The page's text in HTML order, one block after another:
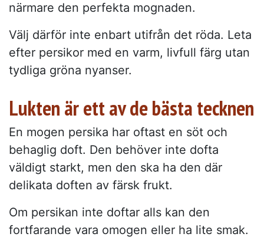
närmare den perfekta mognaden.
Välj därför inte enbart utifrån det röda. Leta
efter persikor med en varm, livfull färg utan
tydliga gröna nyanser.
Lukten är ett av de bästa tecknen
En mogen persika har oftast en söt och
behaglig doft. Den behöver inte dofta
väldigt starkt, men den ska ha den där
delikata doften av färsk frukt.
Om persikan inte doftar alls kan den
fortfarande vara omogen eller ha lite smak.